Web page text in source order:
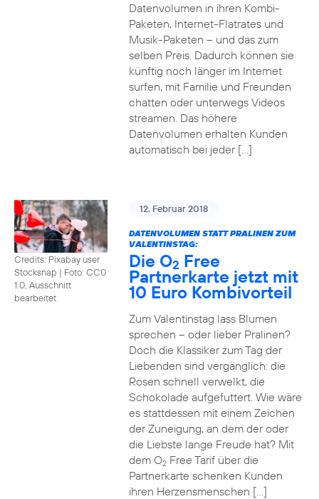
Datenvolumen in ihren Kombi-
Paketen, Internet-Flatrates und
Musik-Paketen – und das zum
selben Preis. Dadurch können sie
künftig noch länger im Internet
surfen, mit Familie und Freunden
chatten oder unterwegs Videos
streamen. Das höhere
Datenvolumen erhalten Kunden
automatisch bei jeder […]
Credits: Pixabay user
Stocksnap | Foto: CC0
1.0, Ausschnitt
bearbeitet
12. Februar 2018
DATENVOLUMEN STATT PRALINEN ZUM
VALENTINSTAG:
Die O2 Free
Partnerkarte jetzt mit
10 Euro Kombivorteil
Zum Valentinstag lass Blumen
sprechen – oder lieber Pralinen?
Doch die Klassiker zum Tag der
Liebenden sind vergänglich: die
Rosen schnell verwelkt, die
Schokolade aufgefuttert. Wie wäre
es stattdessen mit einem Zeichen
der Zuneigung, an dem der oder
die Liebste lange Freude hat? Mit
dem O2Free Tarif über die
Partnerkarte schenken Kunden
ihren Herzensmenschen […]